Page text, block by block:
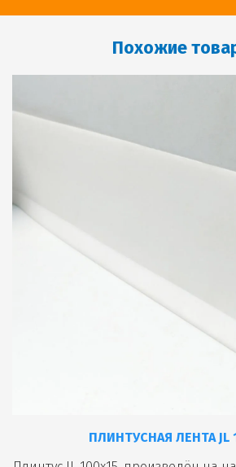
Похожие
ПЛИНТУСНАЯ ЛЕНТА JL
ПЛИНТУСНАЯ ЛЕНТА JL
ПЛИНТУСНАЯ ЛЕНТА JL